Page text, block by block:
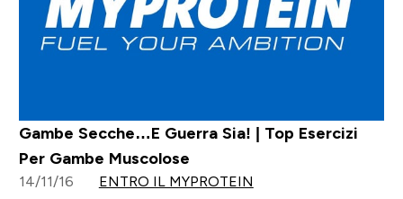
Gambe Secche…E Guerra Sia! | Top Esercizi
Per Gambe Muscolose
14/11/16 ENTRO IL MYPROTEIN